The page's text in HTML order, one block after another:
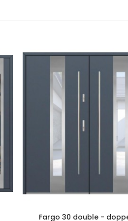
Fargo 30 double -